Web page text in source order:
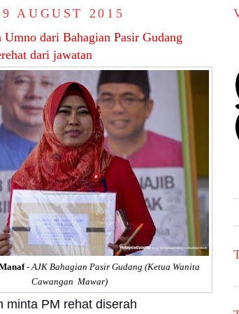
AUGUST 2015
Umno dari Bahagian Pasir Gudang
dari jawatan
- AJK Bahagian Pasir Gudang (Ketua Wanita
Cawangan Mawar)
minta PM rehat diserah